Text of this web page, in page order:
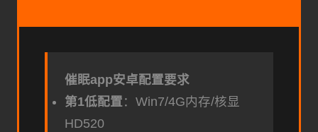
催眠app安卓配置要求
​第1低配置​ ​：Win7/4G内存/核显
HD520